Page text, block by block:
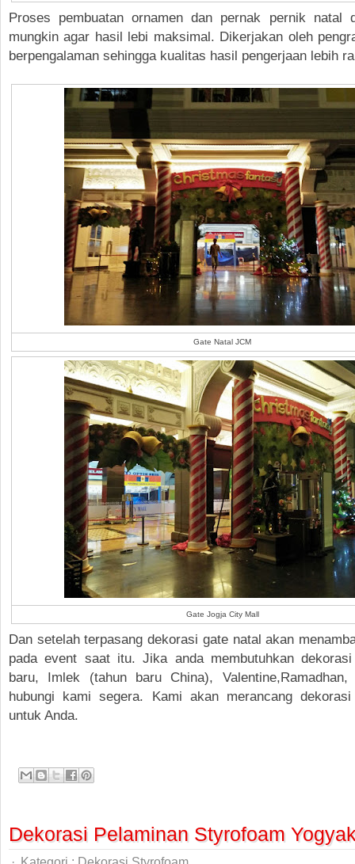
Proses pembuatan ornamen dan pernak pernik natal
mungkin agar hasil lebi maksimal. Dikerjakan oleh
berpengalaman sehingga kualitas hasil pengerjaan lebih
Gate Natal JCM
Gate Jogja City Mall
Dan setelah terpasang dekorasi gate natal akan
pada event saat itu. Jika anda membutuhkan
baru, Imlek (tahun baru China),
hubungi kami segera. Kami akan merancang
untuk Anda.
Dekorasi Pelaminan Styrofoam